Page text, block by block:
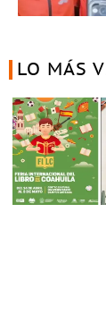
LO MÁS